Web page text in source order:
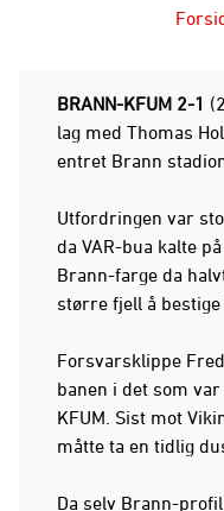
BRANN-KFUM 2-1
lag med Thomas
entret Brann
Utfordringen var
da VAR-bua kalte
Brann-farge da
større fjell å bestige
Forsvarsklippe
banen i det som
KFUM. Sist mot
måtte ta en tidlig
Da selv Brann-